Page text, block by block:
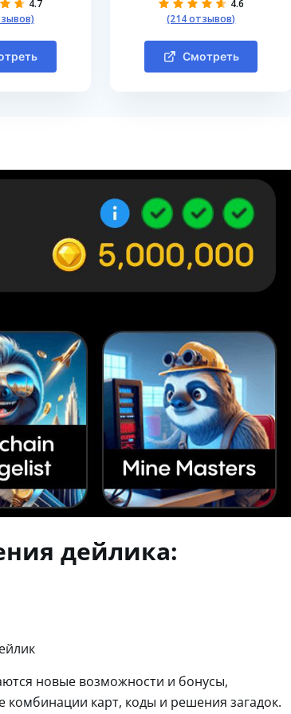
4.7
4.6
(214 отзывов)
Смотреть
дейлика:
новые возможности и бонусы,
комбинации карт, коды и решения загадок.